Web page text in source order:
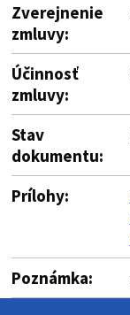
Zverejnenie
zmluvy:
Účinnosť
zmluvy:
Stav
dokumentu:
Prílohy:
Poznámka: